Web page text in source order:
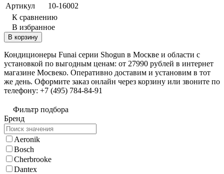
Артикул
10-16002
К сравнению
В избранное
В корзину
Кондиционеры Funai серии Shogun в Москве и области с
установкой по выгодным ценам: от 27990 рублей в интернет
магазине Мосвеко. Оперативно доставим и установим в тот
же день. Оформите заказ онлайн через корзину или звоните по
телефону: +7 (495) 784-84-91
Фильтр подбора
Бренд
Aeronik
Bosch
Cherbrooke
Dantex